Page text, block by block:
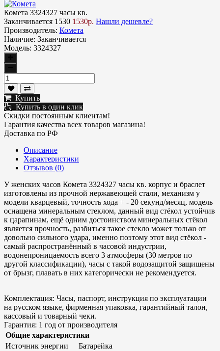
Комета 3324327 часы кв.
Заканчивается 1530 1530р. Нашли дешевле?
Производитель: Комета
Наличие: Заканчивается
Модель: 3324327
Купить
Купить в один клик
Скидки постоянным клиентам!
Гарантия качества всех товаров магазина!
Доставка по РФ
Описание
Характеристики
Отзывов (0)
У женских часов Комета 3324327 часы кв. корпус и браслет
изготовлены из прочной нержавеющей стали, механизм у
модели кварцевый, точность хода + - 20 секунд/месяц, модель
оснащена минеральным стеклом, данный вид стёкол устойчив
к царапинам, ещё одним достоинством минеральных стёкол
является прочность, разбиться такое стекло может только от
довольно сильного удара, именно поэтому этот вид стёкол -
самый распространённый в часовой индустрии,
водонепроницаемость всего 3 атмосферы (30 метров по
другой классификации), часы с такой водозащитой защищены
от брызг, плавать в них категорически не рекомендуется.
Комплектация: Часы, паспорт, инструкция по эксплуатации
на русском языке, фирменная упаковка, гарантийный талон,
кассовый и товарный чеки.
Гарантия: 1 год от производителя
Общие характеристики
Источник энергии
Батарейка